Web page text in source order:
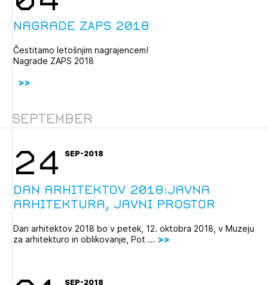
Nagrade ZAPS 2018
Čestitamo letošnjim nagrajencem!
Nagrade ZAPS 2018
September
24 SEP-2018
Dan arhitektov 2018:javna
arhitektura, javni prostor
Dan arhitektov 2018 bo v petek, 12. oktobra 2018, v Muzeju
za arhitekturo in oblikovanje, Pot ...
SEP-2018